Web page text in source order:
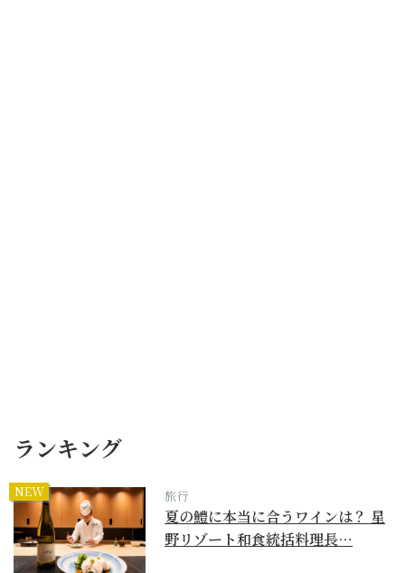
ランキング
NEW 旅行
夏の鱧に本当に合うワインは？ 星
野リゾート和食統括料理長…